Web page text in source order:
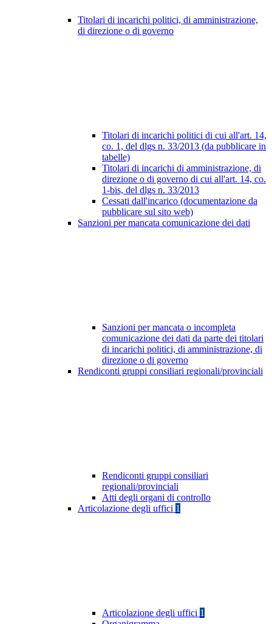
Titolari di incarichi politici, di amministrazione,
di direzione o di governo
Titolari di incarichi politici di cui all'art. 14,
co. 1, del dlgs n. 33/2013 (da pubblicare in
tabelle)
Titolari di incarichi di amministrazione, di
direzione o di governo di cui all'art. 14, co.
1-bis, del dlgs n. 33/2013
Cessati dall'incarico (documentazione da
pubblicare sul sito web)
Sanzioni per mancata comunicazione dei dati
Sanzioni per mancata o incompleta
comunicazione dei dati da parte dei titolari
di incarichi politici, di amministrazione, di
direzione o di governo
Rendiconti gruppi consiliari regionali/provinciali
Rendiconti gruppi consiliari
regionali/provinciali
Atti degli organi di controllo
Articolazione degli uffici 1
Articolazione degli uffici 1